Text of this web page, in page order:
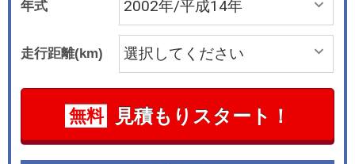
年式
走行距離(km)
無料 見積もりスタート！